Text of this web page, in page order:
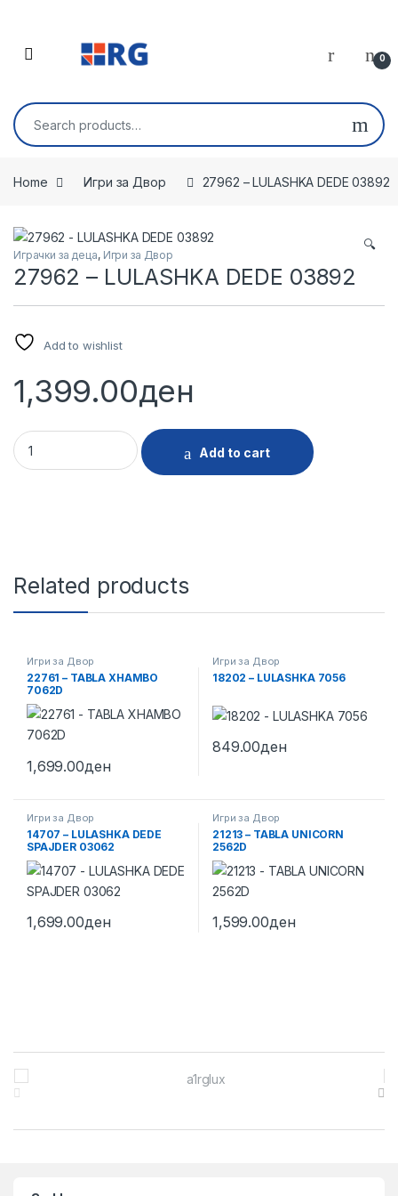
Open 0
Search for:
Home Игри за Двор 27962 – LULASHKA DEDE 03892
🔍
Играчки за деца, Игри за Двор
27962 – LULASHKA DEDE 03892
Add to wishlist
1,399.00ден
27962 - LULASHKA DEDE 03892 quantity
Add to cart
Related products
Игри за Двор
22761 – TABLA XHAMBO
7062D
1,699.00ден
Игри за Двор
18202 – LULASHKA 7056
849.00ден
Игри за Двор
14707 – LULASHKA DEDE
SPAJDER 03062
1,699.00ден
Игри за Двор
21213 – TABLA UNICORN
2562D
1,599.00ден
Brands Carousel